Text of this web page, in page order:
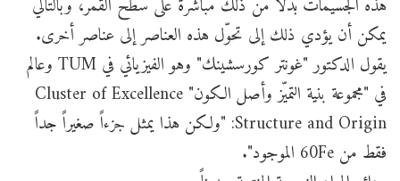
هذه الجسيمات بدلاً من ذلك مباشرة على سطح القمر، وبالتالي
يمكن أن يؤدي ذلك إلى تحوّل هذه العناصر إلى عناصر أخرى.
يقول الدكتور "غونتر كورسشينك" وهو الفيزيائي في TUM وعالم
في "مجموعة بنية التميّز وأصل الكون" Cluster of Excellence
Structure and Origin: "ولكن هذا يمثل جزءاً صغيراً جداً
فقط من 60Fe الموجود".